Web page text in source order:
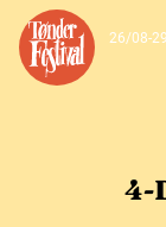
Spring til indhold
26/08-
4-